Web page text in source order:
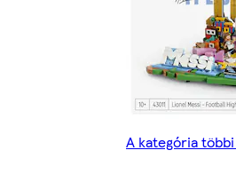
A kategória